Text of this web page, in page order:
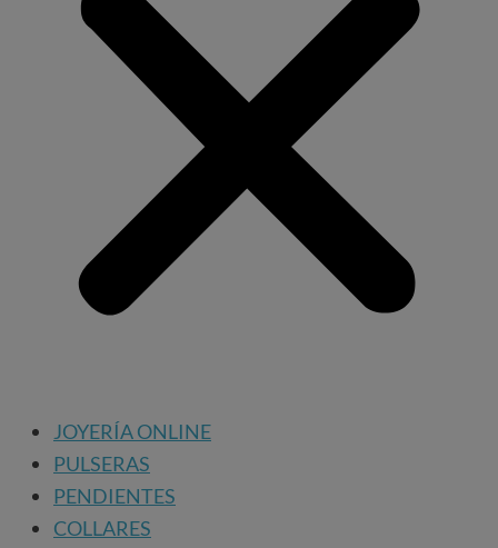
JOYERÍA ONLINE
PULSERAS
PENDIENTES
COLLARES